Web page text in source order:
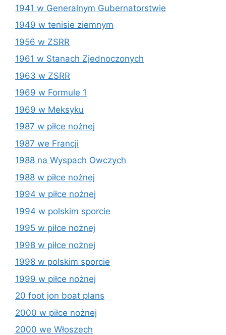
1941 w Generalnym Gubernatorstwie
1949 w tenisie ziemnym
1956 w ZSRR
1961 w Stanach Zjednoczonych
1963 w ZSRR
1969 w Formule 1
1969 w Meksyku
1987 w piłce nożnej
1987 we Francji
1988 na Wyspach Owczych
1988 w piłce nożnej
1994 w piłce nożnej
1994 w polskim sporcie
1995 w piłce nożnej
1998 w piłce nożnej
1998 w polskim sporcie
1999 w piłce nożnej
20 foot jon boat plans
2000 w piłce nożnej
2000 we Włoszech